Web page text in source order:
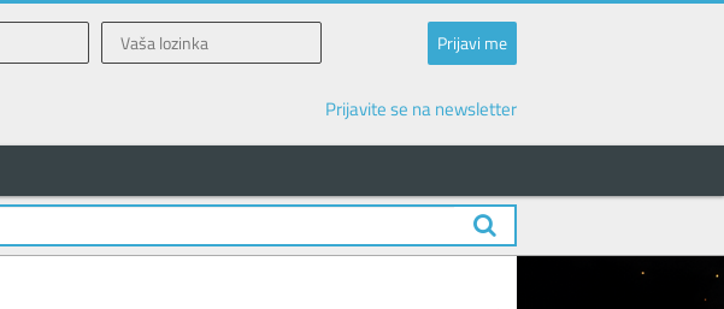
Prijavite se na newsletter